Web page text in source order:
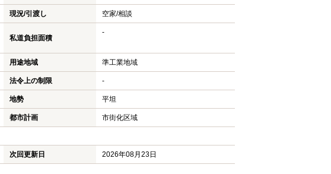
現況/引渡し 空家/相談
私道負担面積
-
用途地域 準工業地域
法令上の制限 -
地勢 平坦
都市計画 市街化区域
次回更新日
2026年08月23日